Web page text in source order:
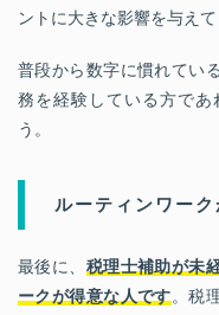
ントに大きな影響を与え
普段から数字に慣れてい
務を経験している方であ
う。
ルーティンワーク
最後に、 税理士補助が未
ークが得意な人です。税